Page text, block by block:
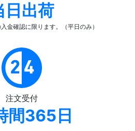
日出荷
金確認に限ります。（平日のみ）
注文受付
間365日